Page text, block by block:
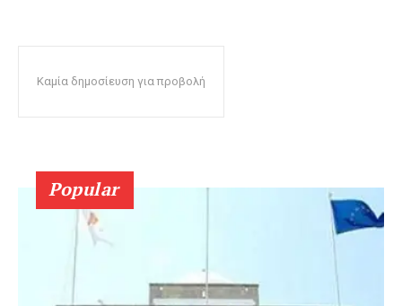
Καμία δημοσίευση για προβολή
Popular